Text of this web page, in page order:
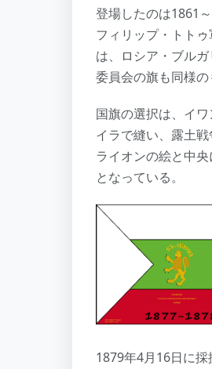
登場したのは1861
フィリップ・トト
は、ロシア・ブル
委員会の旗も同様の
国旗の選択は、イ
イラで縫い、露土
ライオンの絵と中
となっている。
1879年4月16日に